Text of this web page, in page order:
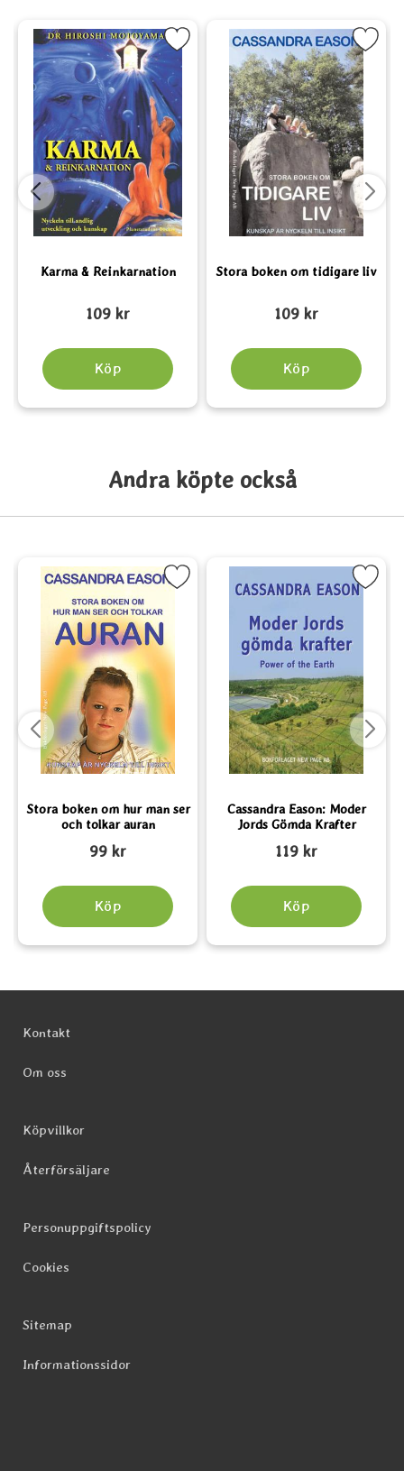
svenska) som favorit
Karma & Reinkarnation
Art. nr 3673109 kr
Köp
Markera Karma & Reinkarnation som favorit
Stora boken om tidigare liv
Art. nr 1078109 kr
Köp
Markera Stora boken om
Andra köpte också
djur som favorit
Stora boken om hur man ser
och tolkar auran
Art. nr 306399 kr
Köp
Stora boken om hur man ser och tolkar auran som favorit
Cassandra Eason: Moder
Jords Gömda Krafter
Art. nr 2705119 kr
Köp
Markera Cassandra Eason: Moder
Kontakt
Om oss
Köpvillkor
Återförsäljare
Personuppgiftspolicy
Cookies
Sitemap
Informationssidor